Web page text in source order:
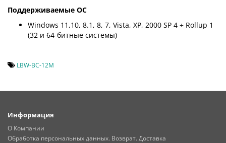
Поддерживаемые ОС
Windows 11,10, 8.1, 8, 7, Vista, XP, 2000 SP 4 + Rollup 1
(32 и 64-битные системы)
LBW-BC-12M
Информация
О Компании
Обработка персональных данных. Возврат. Доставка